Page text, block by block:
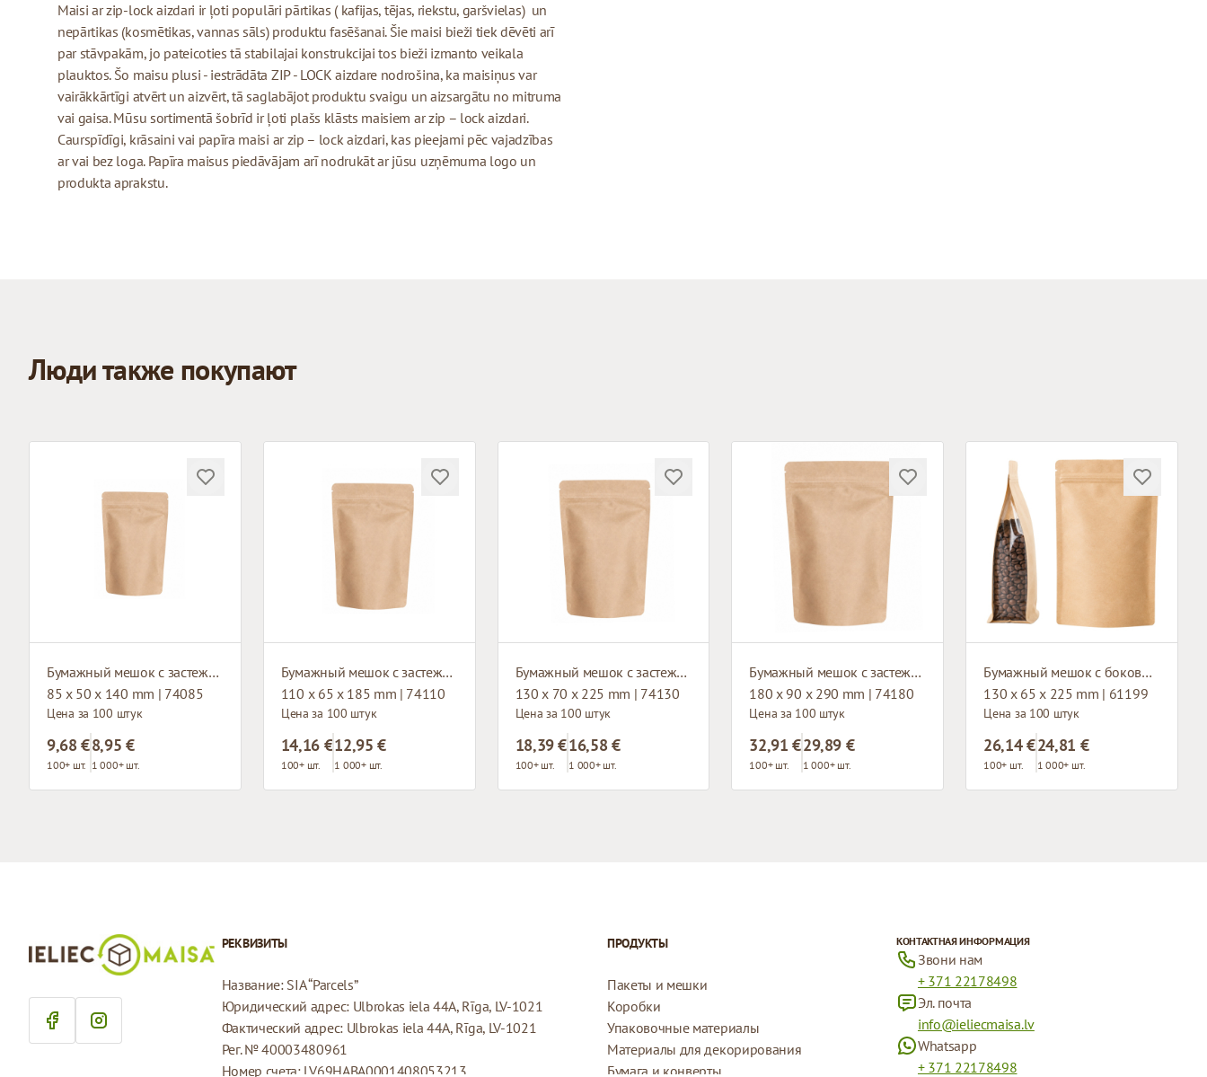
Maisi ar zip-lock aizdari ir ļoti populāri pārtikas ( kafijas, tējas, riekstu, garšvielas) un
nepārtikas (kosmētikas, vannas sāls) produktu fasēšanai. Šie maisi bieži tiek dēvēti arī
par stāvpakām, jo pateicoties tā stabilajai konstrukcijai tos bieži izmanto veikala
plauktos. Šo maisu plusi - iestrādāta ZIP - LOCK aizdare nodrošina, ka maisiņus var
vairākkārtīgi atvērt un aizvērt, tā saglabājot produktu svaigu un aizsargātu no mitruma
vai gaisa. Mūsu sortimentā šobrīd ir ļoti plašs klāsts maisiem ar zip – lock aizdari.
Caurspīdīgi, krāsaini vai papīra maisi ar zip – lock aizdari, kas pieejami pēc vajadzības
ar vai bez loga. Papīra maisus piedāvājam arī nodrukāt ar jūsu uzņēmuma logo un
produkta aprakstu.
Люди также покупают
Бумажный мешок с застежкой зип-лок
85 x 50 x 140 mm | 74085
Цена за 100 штук
9,68 €
100+ шт.
8,95 €
1 000+ шт.
Бумажный мешок с застежкой зип-лок
110 x 65 x 185 mm | 74110
Цена за 100 штук
14,16 €
100+ шт.
12,95 €
1 000+ шт.
Бумажный мешок с застежкой зип-лок
130 x 70 x 225 mm | 74130
Цена за 100 штук
18,39 €
100+ шт.
16,58 €
1 000+ шт.
Бумажный мешок с застежкой зип-лок
180 x 90 x 290 mm | 74180
Цена за 100 штук
32,91 €
100+ шт.
29,89 €
1 000+ шт.
Бумажный мешок с боковым окном и застежкой зип-лок
130 x 65 x 225 mm | 61199
Цена за 100 штук
26,14 €
100+ шт.
24,81 €
1 000+ шт.
РЕКВИЗИТЫ
Название: SIA “Parcels”
Юридический адрес: Ulbrokas iela 44A, Rīga, LV-1021
Фактический адрес: Ulbrokas iela 44A, Rīga, LV-1021
Рег. № 40003480961
Номер счета: LV69HABA0001408053213
ПРОДУКТЫ
Пакеты и мешки
Коробки
Упаковочные материалы
Материалы для декорирования
Бумага и конверты
КОНТАКТНАЯ ИНФОРМАЦИЯ
Звони нам
+ 371 22178498
Эл. почта
info@ieliecmaisa.lv
Whatsapp
+ 371 22178498